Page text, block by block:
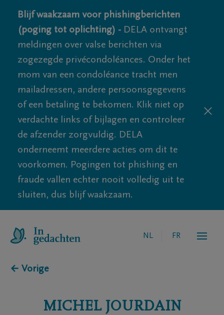
Blijf waakzaam voor phishingberichten
(poging tot oplichting) - DELA ontvangt
meldingen over valse berichten via
zogezegde privécondoléances. Onder het
mom van een condoléance tracht men
mailadressen, andere persoonsgegevens
of een betaling te bekomen. Klik niet op
verdachte links of bijlagen en controleer
de afzender zorgvuldig. DELA
onderneemt meerdere acties om dit te
voorkomen. Pogingen tot phishing en
fraude vallen echter nooit volledig uit te
sluiten, dus blijf waakzaam.
NL FR
← Vorige
MICHEL JOURDAIN